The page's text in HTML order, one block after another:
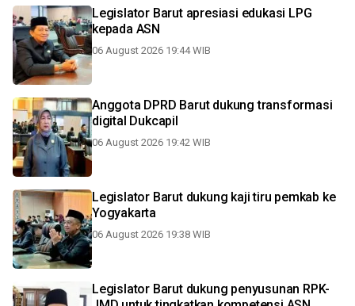
Legislator Barut apresiasi edukasi LPG
kepada ASN
06 August 2026 19:44 WIB
Anggota DPRD Barut dukung transformasi
digital Dukcapil
06 August 2026 19:42 WIB
Legislator Barut dukung kaji tiru pemkab ke
Yogyakarta
06 August 2026 19:38 WIB
Legislator Barut dukung penyusunan RPK-